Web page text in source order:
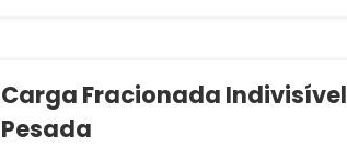
Carga Fracionada Indivisível
Pesada